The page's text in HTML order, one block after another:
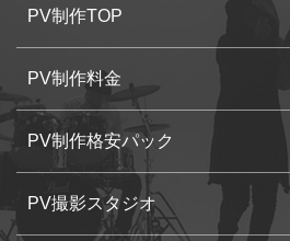
PV制作TOP
PV制作料金
PV制作格安パック
PV撮影スタジオ